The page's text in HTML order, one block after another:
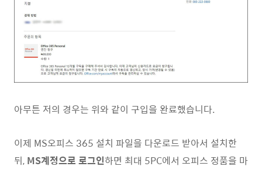
아무튼 저의 경우는 위와 같이 구입을 완료했습니다.
이제 MS오피스 365 설치 파일을 다운로드 받아서 설치한
뒤, MS계정으로 로그인하면 최대 5PC에서 오피스 정품을 마